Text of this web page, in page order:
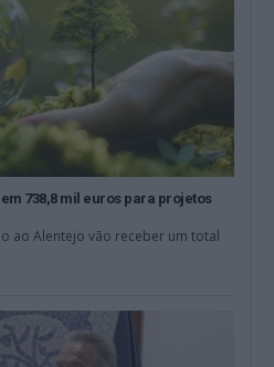
738,8 mil euros para projetos
ao Alentejo vão receber um total